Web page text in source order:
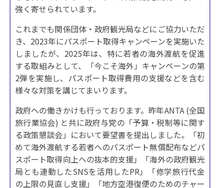
強く寄せられています。
これまでも関係団体・政府観光局などにご協力いただ
き、2023年にパスポート取得キャンペーンを実施いた
しましたが、2025年は、特に若者の海外渡航を促進
する取組みとして、「今こそ海外」キャンペーンの第
2弾を実施し、パスポート取得費用の支援などを含む
様々な対策を講じてまいります。
政府への働きかけも行っております。昨年ANTA (全国
旅行業協会) と共に政府与党の「予算・税制等に関す
る政策懇談会」において要望書を提出しました。「初
めて海外渡航する若者へのパスポート無償配布などパ
スポート取得向上への抜本的支援」「海外の政府観光
局とも連動したSNSを活用したPR」「修学旅行代金
の上限の見直し支援」「地方空港復便のためのチャー